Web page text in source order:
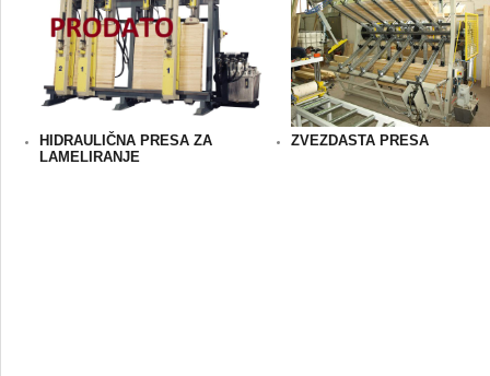
HIDRAULIČNA PRESA ZA
LAMELIRANJE
ZVEZDASTA PRESA